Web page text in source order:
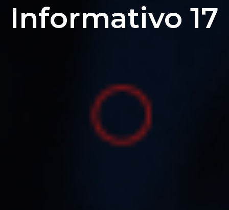
Informativo 17